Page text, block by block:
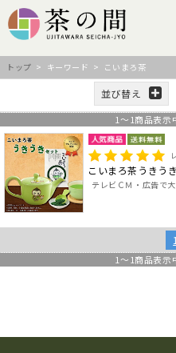
トップ > キーワード > こいまろ茶
並び替え
1 ～ 1商品表示
こいまろ茶うきう
テレビＣＭ・広告で
1
1 ～ 1商品表示